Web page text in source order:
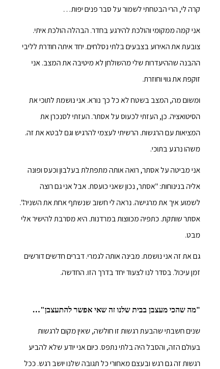
קרה לי, הרי הבטחתי לשמור על סבר פנים יפות…
אני קמה ממקומי והולכת להירגע בחדר. הבהלה הולכת איתי.
צובעת את האירוע בצבעים בלתי נסלחים. יחד איתה חודרת לליבי
ההבנה שההיעדרות שלי מהשולחן לא מיטיבה את המצב. אני
זוקפת את גווי וחוזרת.
ומשום מה, המצב בשטח לא כל כך נורא. אני נושמת לתוכי את
הסיטואציה. כן, העזתי לכעוס על אסתר. העזתי לסנכרן את
המציאות עם הרגשות. הרשיתי לעצמי להרגיש וגם לבטא את זה.
משהו נרגע בתוכי.
אני מביטה על אסתר, רואה אותה מתפתלת בעלבון וכעס ופונה
אליה בנינוחות: "אסתר, נכון שאני כועסת. אבל אני גם רוצה
לשמוע איך את מרגישה. נראה לי חשוב שנשתף אחת את השניה".
אסתר שותקת. כתפיה מכווצות במרדנות. היא מסרבת להישיר אלי
מבט.
גם את זה אני נושמת. מבינה אותה לגמרי. דברים חדשים דורשים
זמן עיכול. בסדר לנו לצעוד יחד בדרך הזו. החדשה.
"מה שהכי מעצבן בבית שלנו זה שאי אפשר להתעצבן"…
שנים חשבתי שהבעת רגשות זו חולשה, שאין מקום לרגשות
בעולם הזה, והסבל היה בלתי נתפס. כיום אני יודע שלא להביע
רגשות זה גם רגש ובעצם מאחורי כל תגובה שלנו יושב רגש. ככל